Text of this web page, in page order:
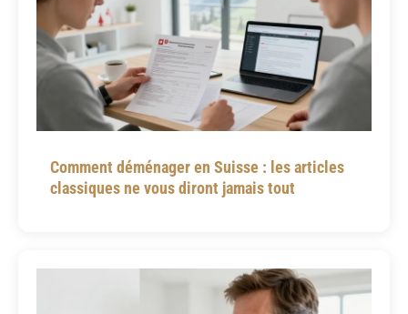
Comment déménager en Suisse : les articles
classiques ne vous diront jamais tout